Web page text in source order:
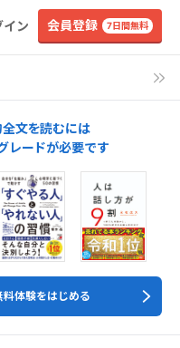
イン 会員登録 7日間無料
文を読むには
レードが必要です
料体験をはじめる